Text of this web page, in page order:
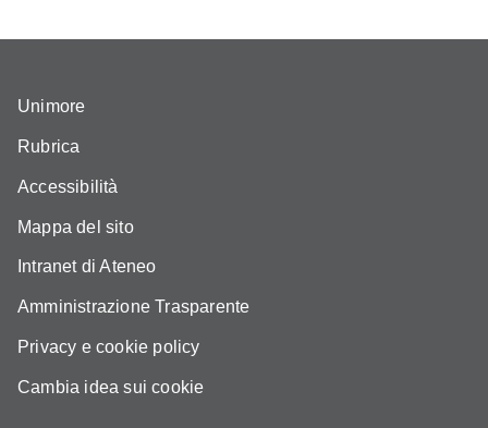
Unimore
Rubrica
Accessibilità
Mappa del sito
Intranet di Ateneo
Amministrazione Trasparente
Privacy e cookie policy
Cambia idea sui cookie